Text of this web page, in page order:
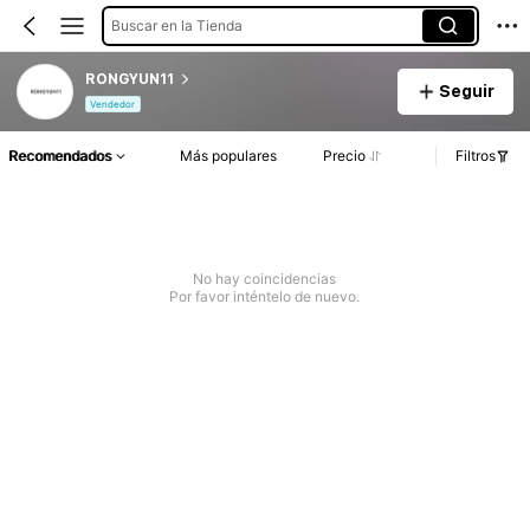
Buscar en la Tienda
RONGYUN11
Vendedor
Seguir
Recomendados Más populares Precio Filtros
No hay coincidencias
Por favor inténtelo de nuevo.